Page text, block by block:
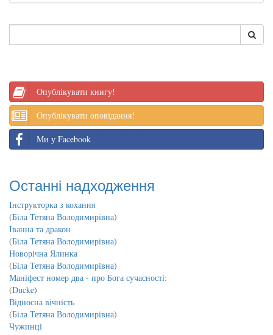
Опублікувати книгу!
Опублікувати оповідання!
Ми у Facebook
Останні надходження
Інструкторка з кохання
(Біла Тетяна Володимирівна)
Іванна та дракон
(Біла Тетяна Володимирівна)
Новорічна Ялинка
(Біла Тетяна Володимирівна)
Маніфест номер два - про Бога сучасності:
(Ducke)
Відносна вічність
(Біла Тетяна Володимирівна)
Чужинці